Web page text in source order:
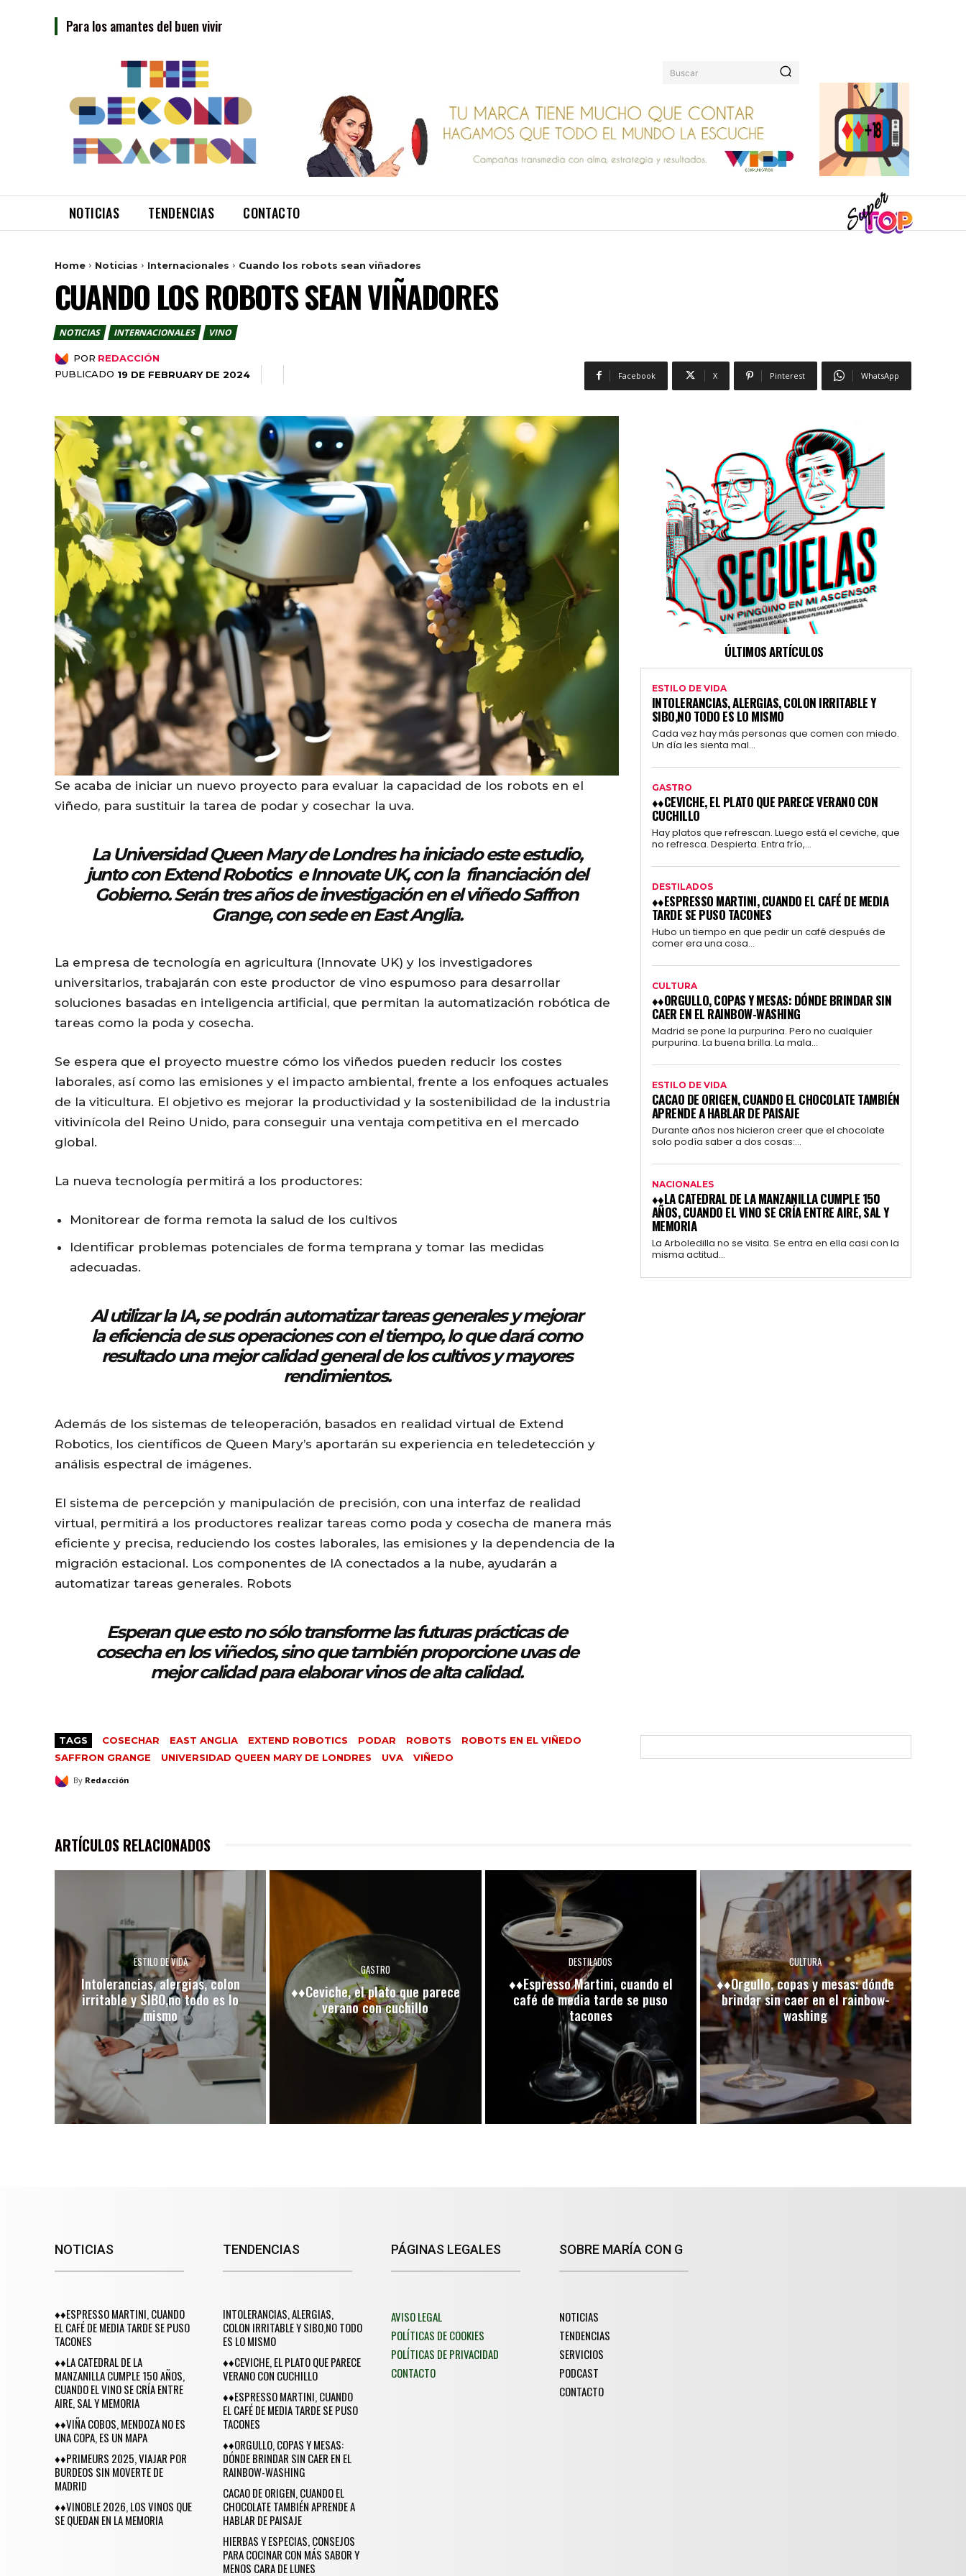
Para los amantes del buen vivir
Buscar
NOTICIAS TENDENCIAS CONTACTO
Home Noticias Internacionales Cuando los robots sean viñadores
CUANDO LOS ROBOTS SEAN VIÑADORES
NOTICIAS INTERNACIONALES VINO
POR REDACCIÓN
PUBLICADO 19 DE FEBRUARY DE 2024 Facebook X Pinterest WhatsApp
Se acaba de iniciar un nuevo proyecto para evaluar la capacidad de los robots en el
viñedo, para sustituir la tarea de podar y cosechar la uva.
LaUniversidad Queen Mary de Londresha iniciado este estudio,
junto conExtend Roboticse Innovate UK, con la financiación del
Gobierno. Serán tres años de investigación en el viñedo Saffron
Grange, con sede en East Anglia.
La empresa de tecnología en agricultura (Innovate UK) y los investigadores
universitarios, trabajarán con este productor de vino espumoso para desarrollar
soluciones basadas en inteligencia artificial, que permitan la automatización robótica de
tareas como la poda y cosecha.
Se espera que el proyecto muestre cómo los viñedos pueden reducir los costes
laborales, así como las emisiones y el impacto ambiental, frente a los enfoques actuales
de la viticultura. El objetivo es mejorar la productividad y la sostenibilidad de la industria
vitivinícola del Reino Unido, para conseguir una ventaja competitiva en el mercado
global.
La nueva tecnología permitirá a los productores:
Monitorear de forma remota la salud de los cultivos
Identificar problemas potenciales de forma temprana y tomar las medidas
adecuadas.
Al utilizar la IA, se podrán automatizar tareas generales y mejorar
la eficiencia de sus operaciones con el tiempo, lo que dará como
resultado una mejor calidad general de los cultivos y mayores
rendimientos.
Además de los sistemas de teleoperación, basados en realidad virtual de Extend
Robotics, los científicos de Queen Mary’s aportarán su experiencia en teledetección y
análisis espectral de imágenes.
El sistema de percepción y manipulación de precisión, con una interfaz de realidad
virtual, permitirá a los productores realizar tareas como poda y cosecha de manera más
eficiente y precisa, reduciendo los costes laborales, las emisiones y la dependencia de la
migración estacional. Los componentes de IA conectados a la nube, ayudarán a
automatizar tareas generales. Robots
Esperan que esto no sólo transforme las futuras prácticas de
cosecha en los viñedos, sino que también proporcione uvas de
mejor calidad para elaborar vinos de alta calidad.
ÚLTIMOS ARTÍCULOS
ESTILO DE VIDA
INTOLERANCIAS, ALERGIAS, COLON IRRITABLE Y
SIBO,NO TODO ES LO MISMO
Cada vez hay más personas que comen con miedo.
Un día les sienta mal...
GASTRO
♦♦CEVICHE, EL PLATO QUE PARECE VERANO CON
CUCHILLO
Hay platos que refrescan. Luego está el ceviche, que
no refresca. Despierta. Entra frío,...
DESTILADOS
♦♦ESPRESSO MARTINI, CUANDO EL CAFÉ DE MEDIA
TARDE SE PUSO TACONES
Hubo un tiempo en que pedir un café después de
comer era una cosa...
CULTURA
♦♦ORGULLO, COPAS Y MESAS: DÓNDE BRINDAR SIN
CAER EN EL RAINBOW-WASHING
Madrid se pone la purpurina. Pero no cualquier
purpurina. La buena brilla. La mala...
ESTILO DE VIDA
CACAO DE ORIGEN, CUANDO EL CHOCOLATE TAMBIÉN
APRENDE A HABLAR DE PAISAJE
Durante años nos hicieron creer que el chocolate
solo podía saber a dos cosas:...
NACIONALES
♦♦LA CATEDRAL DE LA MANZANILLA CUMPLE 150
AÑOS, CUANDO EL VINO SE CRÍA ENTRE AIRE, SAL Y
MEMORIA
La Arboledilla no se visita. Se entra en ella casi con la
misma actitud...
TAGS COSECHAR EAST ANGLIA EXTEND ROBOTICS PODAR ROBOTS
ROBOTS EN EL VIÑEDO
SAFFRON GRANGE
UNIVERSIDAD QUEEN MARY DE LONDRES UVA VIÑEDO
By Redacción
ARTÍCULOS RELACIONADOS
ESTILO DE VIDA
Intolerancias, alergias, colon
irritable y SIBO,no todo es lo
mismo
GASTRO
♦♦Ceviche, el plato que parece
verano con cuchillo
DESTILADOS
♦♦Espresso Martini, cuando el
café de media tarde se puso
tacones
CULTURA
♦♦Orgullo, copas y mesas: dónde
brindar sin caer en el rainbow-
washing
NOTICIAS
♦♦ESPRESSO MARTINI, CUANDO
EL CAFÉ DE MEDIA TARDE SE PUSO
TACONES
♦♦LA CATEDRAL DE LA
MANZANILLA CUMPLE 150 AÑOS,
CUANDO EL VINO SE CRÍA ENTRE
AIRE, SAL Y MEMORIA
♦♦VIÑA COBOS, MENDOZA NO ES
UNA COPA, ES UN MAPA
♦♦PRIMEURS 2025, VIAJAR POR
BURDEOS SIN MOVERTE DE
MADRID
♦♦VINOBLE 2026, LOS VINOS QUE
SE QUEDAN EN LA MEMORIA
TENDENCIAS
INTOLERANCIAS, ALERGIAS,
COLON IRRITABLE Y SIBO,NO TODO
ES LO MISMO
♦♦CEVICHE, EL PLATO QUE PARECE
VERANO CON CUCHILLO
♦♦ESPRESSO MARTINI, CUANDO
EL CAFÉ DE MEDIA TARDE SE PUSO
TACONES
♦♦ORGULLO, COPAS Y MESAS:
DÓNDE BRINDAR SIN CAER EN EL
RAINBOW-WASHING
CACAO DE ORIGEN, CUANDO EL
CHOCOLATE TAMBIÉN APRENDE A
HABLAR DE PAISAJE
HIERBAS Y ESPECIAS, CONSEJOS
PARA COCINAR CON MÁS SABOR Y
MENOS CARA DE LUNES
PÁGINAS LEGALES
AVISO LEGAL
POLÍTICAS DE COOKIES
POLÍTICAS DE PRIVACIDAD
CONTACTO
SOBRE MARÍA CON G
NOTICIAS
TENDENCIAS
SERVICIOS
PODCAST
CONTACTO